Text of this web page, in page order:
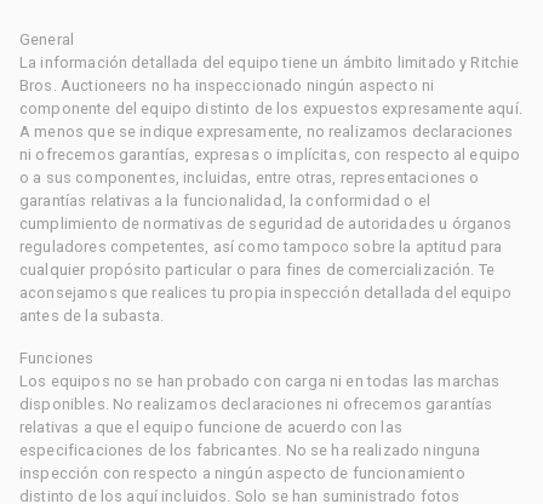
General
La información detallada del equipo tiene un ámbito limitado y Ritchie
Bros. Auctioneers no ha inspeccionado ningún aspecto ni
componente del equipo distinto de los expuestos expresamente aquí.
A menos que se indique expresamente, no realizamos declaraciones
ni ofrecemos garantías, expresas o implícitas, con respecto al equipo
o a sus componentes, incluidas, entre otras, representaciones o
garantías relativas a la funcionalidad, la conformidad o el
cumplimiento de normativas de seguridad de autoridades u órganos
reguladores competentes, así como tampoco sobre la aptitud para
cualquier propósito particular o para fines de comercialización. Te
aconsejamos que realices tu propia inspección detallada del equipo
antes de la subasta.
Funciones
Los equipos no se han probado con carga ni en todas las marchas
disponibles. No realizamos declaraciones ni ofrecemos garantías
relativas a que el equipo funcione de acuerdo con las
especificaciones de los fabricantes. No se ha realizado ninguna
inspección con respecto a ningún aspecto de funcionamiento
distinto de los aquí incluidos. Solo se han suministrado fotos